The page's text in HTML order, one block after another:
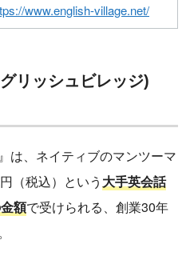
www.english-village.net/
リッシュビレッジ)
』は、ネイティブのマンツーマ
（税込）という 大手英会話
額で受けられる、創業30年